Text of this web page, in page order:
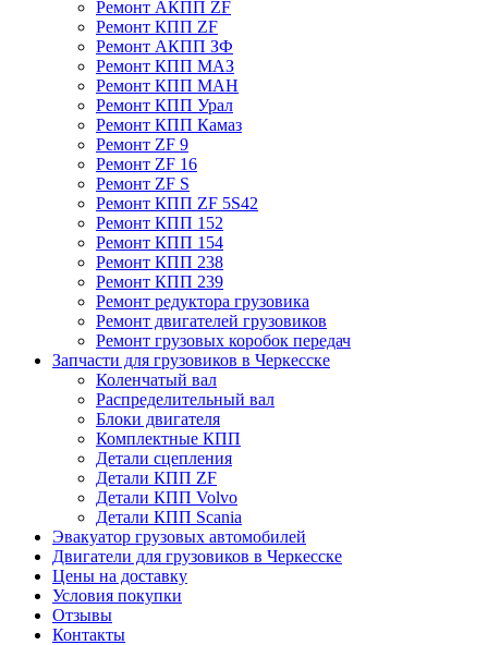
Ремонт АКПП ZF
Ремонт КПП ZF
Ремонт АКПП ЗФ
Ремонт КПП МАЗ
Ремонт КПП МАН
Ремонт КПП Урал
Ремонт КПП Камаз
Ремонт ZF 9
Ремонт ZF 16
Ремонт ZF S
Ремонт КПП ZF 5S42
Ремонт КПП 152
Ремонт КПП 154
Ремонт КПП 238
Ремонт КПП 239
Ремонт редуктора грузовика
Ремонт двигателей грузовиков
Ремонт грузовых коробок передач
Запчасти для грузовиков в Черкесске
Коленчатый вал
Распределительный вал
Блоки двигателя
Комплектные КПП
Детали сцепления
Детали КПП ZF
Детали КПП Volvo
Детали КПП Scania
Эвакуатор грузовых автомобилей
Двигатели для грузовиков в Черкесске
Цены на доставку
Условия покупки
Отзывы
Контакты